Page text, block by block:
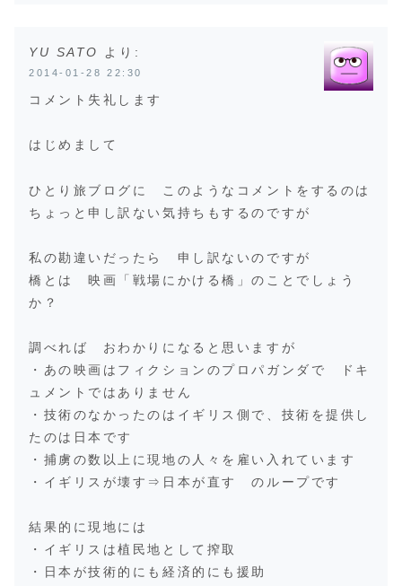
YU SATO より:
2014-01-28 22:30
コメント失礼します
はじめまして
ひとり旅ブログに このようなコメントをするのは
ちょっと申し訳ない気持ちもするのですが
私の勘違いだったら 申し訳ないのですが
橋とは 映画「戦場にかける橋」のことでしょう
か？
調べれば おわかりになると思いますが
・あの映画はフィクションのプロパガンダで ドキ
ュメントではありません
・技術のなかったのはイギリス側で、技術を提供し
たのは日本です
・捕虜の数以上に現地の人々を雇い入れています
・イギリスが壊す⇒日本が直す のループです
結果的に現地には
・イギリスは植民地として搾取
・日本が技術的にも経済的にも援助